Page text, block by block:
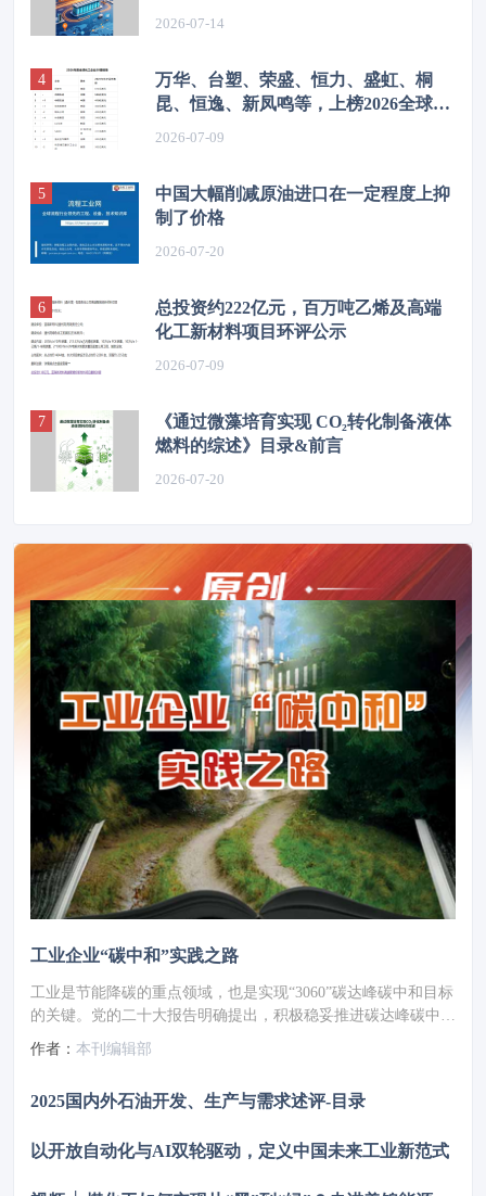
2026-07-14
万华、台塑、荣盛、恒力、盛虹、桐
昆、恒逸、新凤鸣等，上榜2026全球化
2026-07-09
中国大幅削减原油进口在一定程度上抑
制了价格
2026-07-20
总投资约222亿元，百万吨乙烯及高端
化工新材料项目环评公示
2026-07-09
《通过微藻培育实现 CO₂转化制备液体
燃料的综述》目录&前言
2026-07-20
工业企业“碳中和”实践之路
工业是节能降碳的重点领域，也是实现“3060”碳达峰碳中和目标
的关键。党的二十大报告明确提出，积极稳妥推进碳达峰碳中
和，推进降碳、减污、扩绿、增长，完善能源消耗总量和强度调
控，重点控制化石能源消费，逐步转向碳排放总量和强度“双
展方面的成就，了解当下的创新技术和应用，《流程工业》编辑
国内外优秀的工业企业分享观点和产业实践，为广大的流程工业
作者： 本刊编辑部
2025国内外石油开发、生产与需求述评-目录
以开放自动化与AI双轮驱动，定义中国未来工业新范式